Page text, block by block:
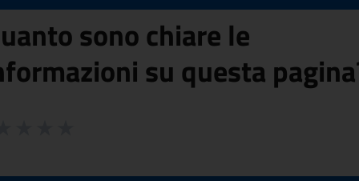
sono chiare le
su questa